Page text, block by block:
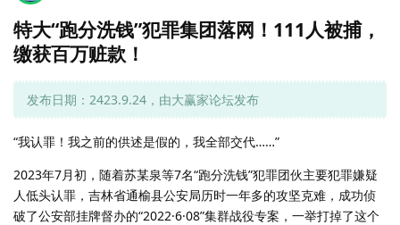
特大“跑分洗钱”犯罪集团落网！111人被捕，
缴获百万赃款！
发布日期：2423.9.24，由大赢家论坛发布
“我认罪！我之前的供述是假的，我全部交代……”
2023年7月初，随着苏某泉等7名“跑分洗钱”犯罪团伙主要犯罪嫌疑
人低头认罪，吉林省通榆县公安局历时一年多的攻坚克难，成功侦
破了公安部挂牌督办的“2022·6·08”集群战役专案，一举打掉了这个